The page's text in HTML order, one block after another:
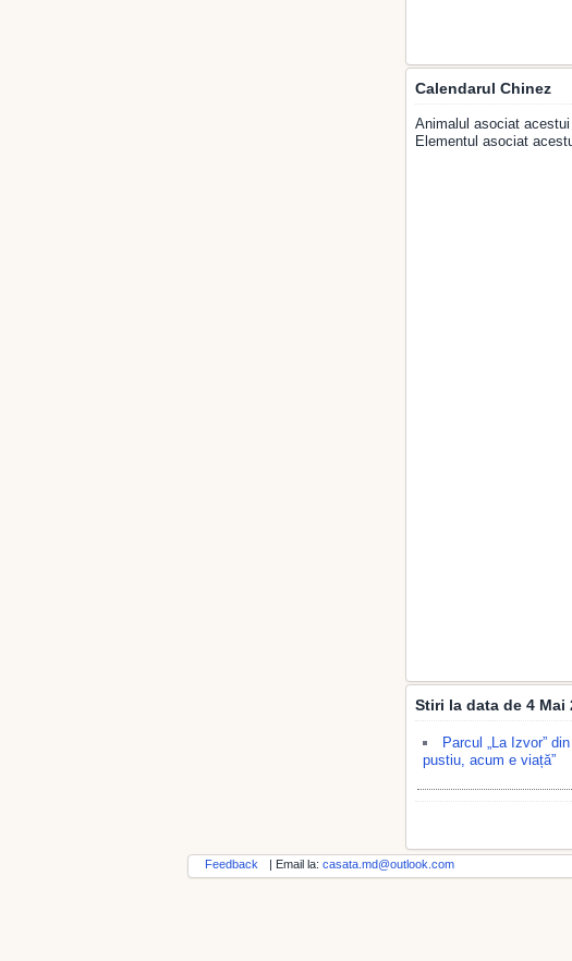
Calendarul Chinez
Animalul asociat
Elementul asociat
Stiri la data de 4 Mai
Parcul „La Izvor”
pustiu, acum e viață”
Feedback | Email la: casata.md@outlook.com